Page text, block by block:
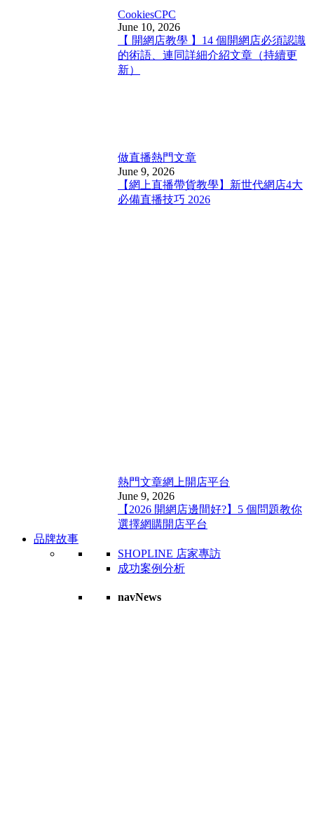
CookiesCPC
June 10, 2026
【 開網店教學 】14 個開網店必須認識
的術語、連同詳細介紹文章（持續更
新）
做直播熱門文章
June 9, 2026
【網上直播帶貨教學】新世代網店4大
必備直播技巧 2026
熱門文章網上開店平台
June 9, 2026
【2026 開網店邊間好?】5 個問題教你
選擇網購開店平台
品牌故事
SHOPLINE 店家專訪
成功案例分析
navNews